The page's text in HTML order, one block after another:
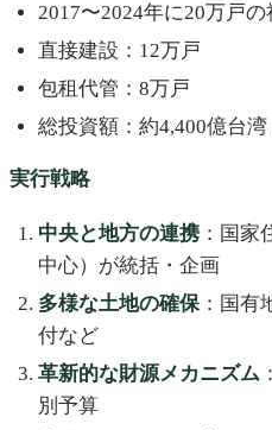
2017〜2024年に20万戸
直接建設：12万戸
包租代管：8万戸
総投資額：約4,400億台
実行戦略
中央と地方の連携 ：国家
中心）が統括・企画
多様な土地の確保：国有
付など
革新的な財源メカニズム
別予算